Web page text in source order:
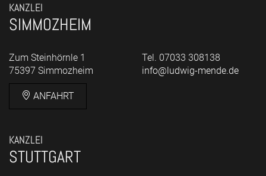
KANZLEI
SIMMOZHEIM
Zum Steinhörnle 1
75397 Simmozheim
ANFAHRT
Tel. 07033 308138
info@ludwig-mende.de
KANZLEI
STUTTGART